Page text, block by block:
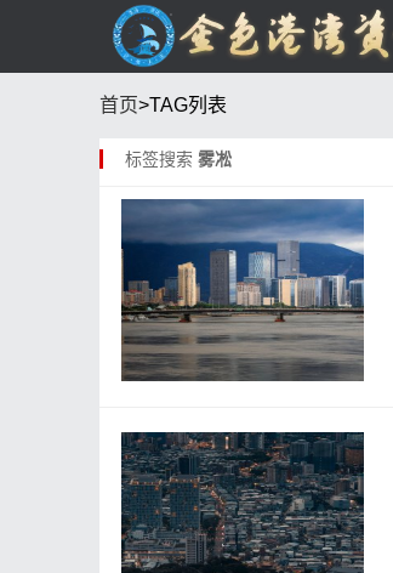
首页>TAG列表
标签搜索 雾凇